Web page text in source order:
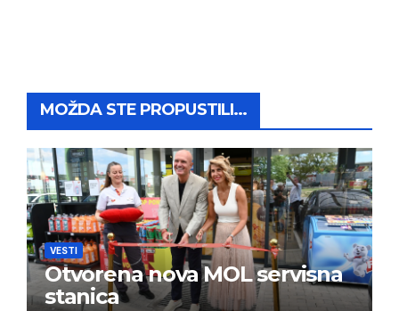
MOŽDA STE PROPUSTILI...
VESTI
Otvorena nova MOL servisna
stanica